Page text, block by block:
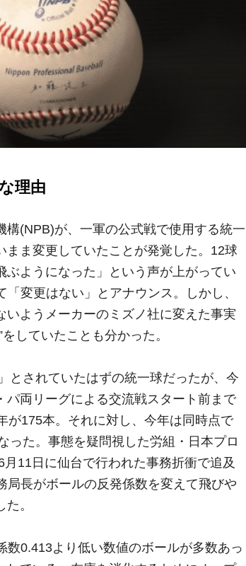
理由
(NPB)が、一軍の公式戦で使用する統一
まま変更していたことが発覚した。12球
ぶようになった」という声が上がってい
変更はない」とアナウンス。しかし、
ようメーカーのミズノ社に変えた事実
していたことも分かった。
されていたはずの統一球だったが、今
パ両リーグによる交流戦スタート前まで
が175本。それに対し、今年は同時点で
った。事態を疑問視した労組・日本プロ
月11日に仙台で行われた事務折衝で追及
局長がボールの反発係数を変えて飛びや
。
0.413より低い数値のボールが多数あっ